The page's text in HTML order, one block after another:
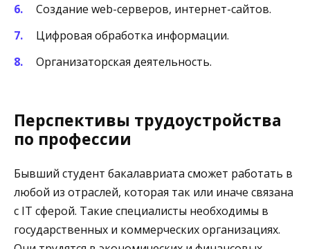
Создание web-серверов, интернет-сайтов.
Цифровая обработка информации.
Организаторская деятельность.
Перспективы трудоустройства
по профессии
Бывший студент бакалавриата сможет работать в
любой из отраслей, которая так или иначе связана
с IT сферой. Такие специалисты необходимы в
государственных и коммерческих организациях.